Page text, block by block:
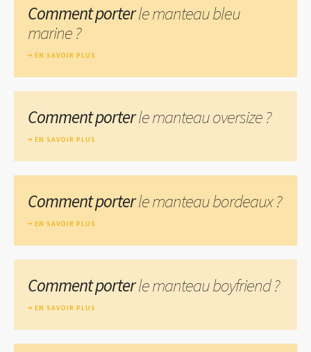
Comment porterle manteau bleu
marine ?
EN SAVOIR PLUS
Comment porterle manteau oversize ?
EN SAVOIR PLUS
Comment porterle manteau bordeaux ?
EN SAVOIR PLUS
Comment porterle manteau boyfriend ?
EN SAVOIR PLUS